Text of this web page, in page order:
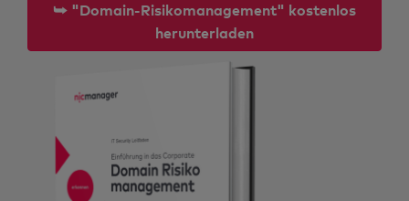
⮩ "Domain-Risikomanagement" kostenlos
herunterladen